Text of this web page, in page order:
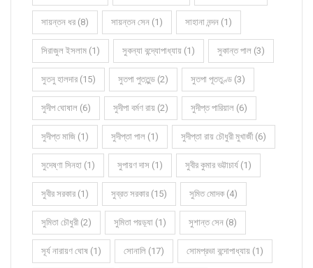
সায়ন্তন ধর (8) সায়ন্তন সেন (1) সাহানা নন্দন (1)
সিরাজুল ইসলাম (1) সুকন্যা বন্দ্যোপাধ্যায় (1) সুকান্ত পাল (3)
সুতনু হালদার (15) সুতপা পুততুন্ড (2) সুতপা পূততুণ্ড (3)
সুদীপ ঘোষাল (6) সুদীপা বর্মণ রায় (2) সুদীপ্ত পারিয়াল (6)
সুদীপ্ত মাজি (1) সুদীপ্তা পাল (1) সুদীপ্তা রায় চৌধুরী মুখার্জী (6)
সুদেষ্ণা সিনহা (1) সুপায়ণ দাস (1) সুবীর কুমার ভট্টাচার্য (1)
সুবীর সরকার (1) সুব্রত সরকার (15) সুমিত মোদক (4)
সুমিতা চৌধুরী (2) সুমিতা পয়ড়্যা (1) সুশান্ত সেন (8)
সূর্য নারায়ণ ঘোষ (1) সোনালি (17) সোমপ্রভা বন্দোপাধ্যায় (1)